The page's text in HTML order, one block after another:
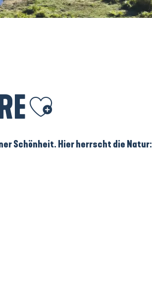
Ajouter aux favoris
Schönheit. Hier herrscht die Natur: